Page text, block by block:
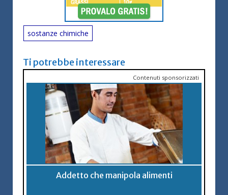
sostanze chimiche
Ti potrebbe interessare
Contenuti sponsorizzati
Addetto che manipola alimenti